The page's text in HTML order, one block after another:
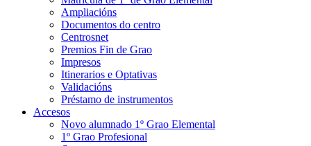
Ampliacións
Documentos do centro
Centrosnet
Premios Fin de Grao
Impresos
Itinerarios e Optativas
Validacións
Préstamo de instrumentos
Accesos
Novo alumnado 1º Grao Elemental
1º Grao Profesional